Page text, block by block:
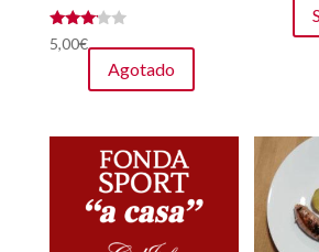
Valorad
o con
5,00€
Agotado